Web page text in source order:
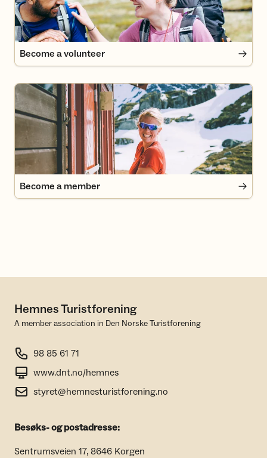
Become a volunteer
Become a member
Become a member
Hemnes Turistforening
A member association in Den Norske Turistforening
98 85 61 71
www.dnt.no/hemnes
styret@hemnesturistforening.no
Besøks- og postadresse:
Sentrumsveien 17, 8646 Korgen